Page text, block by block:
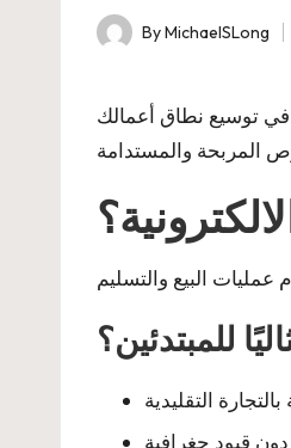
Posted
ByMichaelSLong
توسيع نطاق أعمالك
للمبتدئين؟